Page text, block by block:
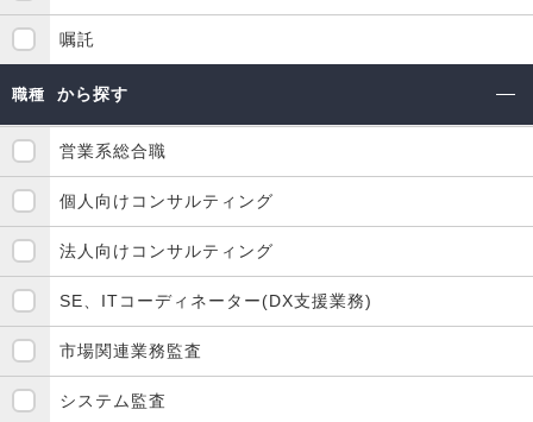
嘱託
職種 から探す
営業系総合職
個人向けコンサルティング
法人向けコンサルティング
SE、ITコーディネーター(DX支援業務)
市場関連業務監査
システム監査